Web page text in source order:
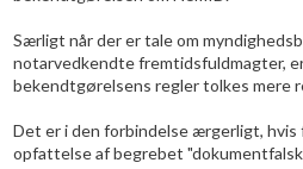
Særligt når der er tale om
notarvedkendte fremtidsfuldmagter,
bekendtgørelsens regler tolkes
Det er i den forbindelse ærgerligt,
opfattelse af begrebet